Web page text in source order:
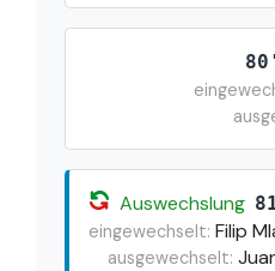
80'
Auswechslung
eingewechselt: Filip
ausgewechselt: